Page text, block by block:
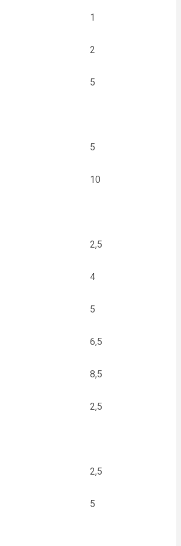
1
2
5
5
10
2,5
4
5
6,5
8,5
2,5
2,5
5